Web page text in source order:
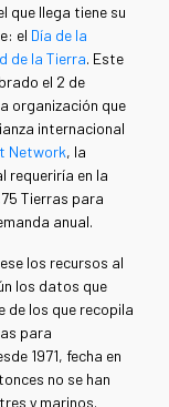
que llega tiene su
el Día de la
de la Tierra. Este
el 2 de
organización que
internacional
Network, la
requeriría en la
Tierras para
anual.
los recursos al
los datos que
los que recopila
para
1971, fecha en
no se han
y marinos.